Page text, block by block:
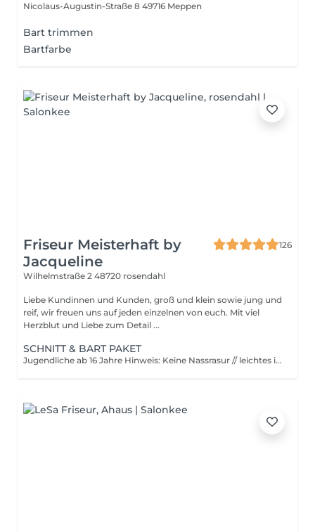
Nicolaus-Augustin-Straße 8 49716 Meppen
Bart trimmen
Bartfarbe
Friseur Meisterhaft by
Jacqueline
126
Wilhelmstraße 2 48720 rosendahl
Liebe Kundinnen und Kunden, groß und klein sowie jung und
reif, wir freuen uns auf jeden einzelnen von euch. Mit viel
Herzblut und Liebe zum Detail ...
SCHNITT & BART PAKET
Jugendliche ab 16 Jahre Hinweis: Keine Nassrasur // leichtes in Form bringen mit der regulären Haarschneidemaschine